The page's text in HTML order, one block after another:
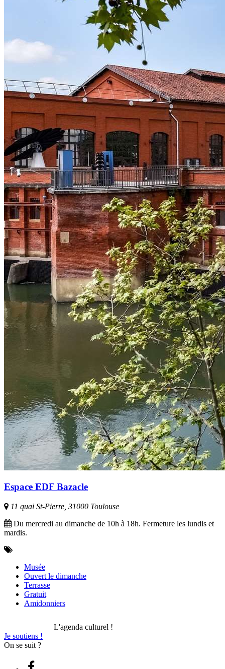
Espace EDF Bazacle
11 quai St-Pierre, 31000 Toulouse
Du mercredi au dimanche de 10h à 18h. Fermeture les lundis et
mardis.
Musée
Ouvert le dimanche
Terrasse
Gratuit
Amidonniers
L'agenda culturel !
Je soutiens !
On se suit ?